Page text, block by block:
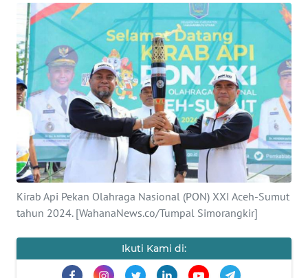
Kirab Api Pekan Olahraga Nasional (PON) XXI Aceh-Sumut
tahun 2024. [WahanaNews.co/Tumpal Simorangkir]
Ikuti Kami di:
Informasi
INDEKS
BERITA
KONTAK
KAMI
INFO
IKLAN
TENTANG
KAMI